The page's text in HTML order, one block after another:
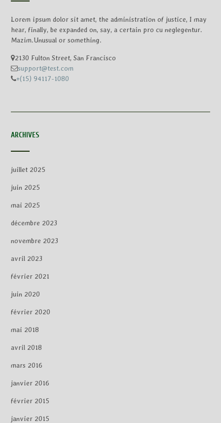
Lorem ipsum dolor sit amet, the administration of justice, I may
hear, finally, be expanded on, say, a certain pro cu neglegentur.
Mazim.Unusual or something.
2130 Fulton Street, San Francisco
support@test.com
+(15) 94117-1080
ARCHIVES
juillet 2025
juin 2025
mai 2025
décembre 2023
novembre 2023
avril 2023
février 2021
juin 2020
février 2020
mai 2018
avril 2018
mars 2016
janvier 2016
février 2015
janvier 2015